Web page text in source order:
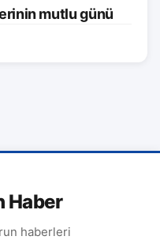
mutlu günü
Haber
haberleri